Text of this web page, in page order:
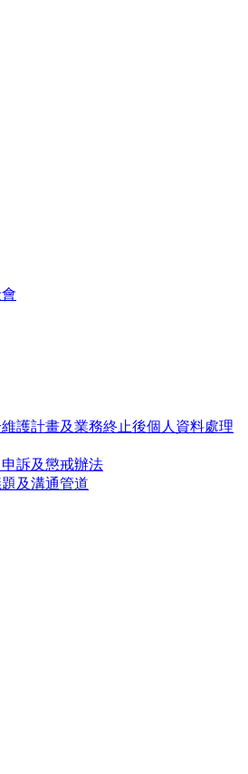
護計畫及業務終止後個人資料處理
訴及懲戒辦法
及溝通管道